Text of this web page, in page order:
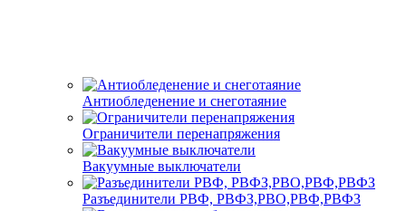
Антиобледенение и снеготаяние
Ограничители перенапряжения
Вакуумные выключатели
Разъединители РВФ, РВФЗ,РВО,РВФ,РВФЗ